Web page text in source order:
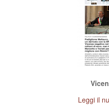
Leggi il